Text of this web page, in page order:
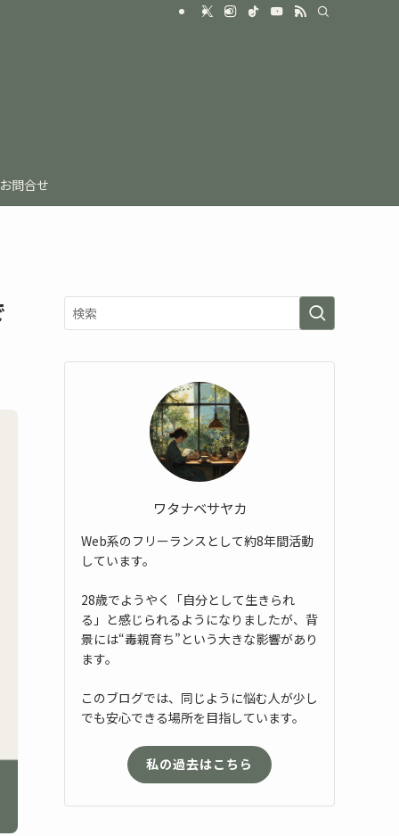
お問合せ
ワタナベサヤカ
Web系のフリーランスとして約8年間活動
しています。
28歳でようやく「自分として生きられ
る」と感じられるようになりましたが、背
景には“毒親育ち”という大きな影響があり
ます。
このブログでは、同じように悩む人が少し
でも安心できる場所を目指しています。
私の過去はこちら